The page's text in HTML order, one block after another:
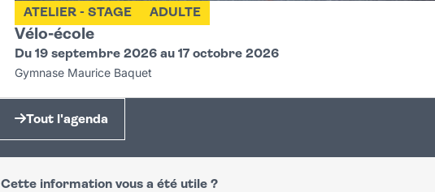
Vélo-école
ATELIER - STAGE ADULTE
Du 19 septembre 2026 au 17 octobre 2026
Gymnase Maurice Baquet
Tout l'agenda
Cette information vous a été utile ?